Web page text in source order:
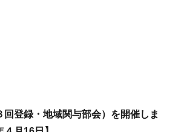
回登録・地域関与部会）を開催しま